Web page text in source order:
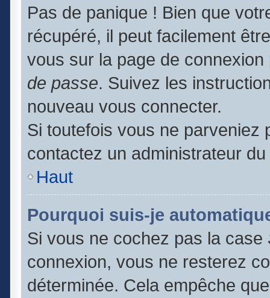
Pas de panique ! Bien que
récupéré, il peut facilement
vous sur la page de
de passe. Suivez les
nouveau vous connecter.
Si toutefois vous ne parveniez
contactez un administrateur
Haut
Pourquoi suis-je
Si vous ne cochez pas la case
connexion, vous ne resterez
déterminée. Cela empêche